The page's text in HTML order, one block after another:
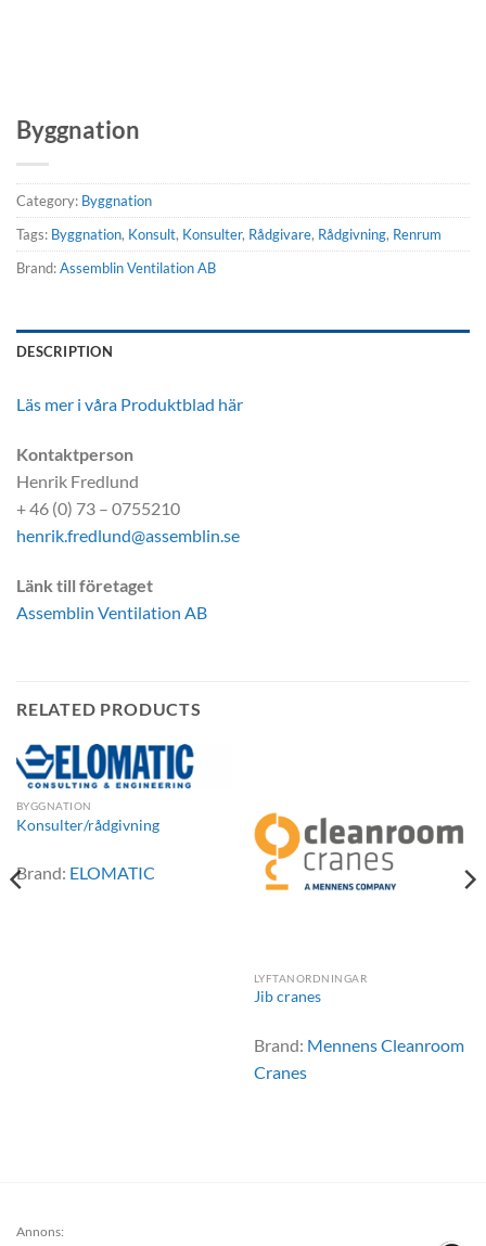
Byggnation
Category: Byggnation
Tags: Byggnation, Konsult, Konsulter, Rådgivare, Rådgivning, Renrum
Brand:Assemblin Ventilation AB
DESCRIPTION
Läs mer i våra Produktblad här
Kontaktperson
Henrik Fredlund
+ 46 (0) 73 – 0755210
henrik.fredlund@assemblin.se
Länk till företaget
Assemblin Ventilation AB
RELATED PRODUCTS
BYGGNATION
Konsulter/rådgivning
Brand: ELOMATIC
LYFTANORDNINGAR
Jib cranes
Brand: Mennens Cleanroom
Cranes
Annons: